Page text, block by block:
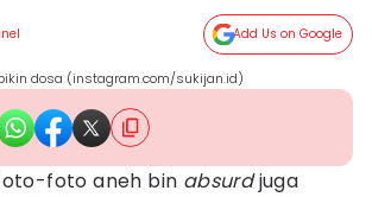
Add Us on Google
dosa (instagram.com/sukijan.id)
foto aneh bin absurdjuga